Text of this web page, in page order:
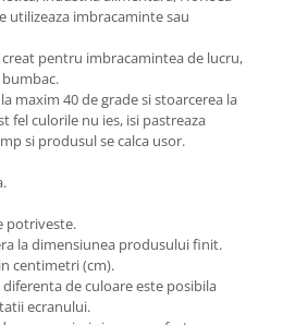
utilizeaza imbracaminte sau
pentru imbracamintea de lucru,
bumbac.
maxim 40 de grade si stoarcerea la
fel culorile nu ies, isi pastreaza
si produsul se calca usor.
potriveste.
la dimensiunea produsului finit.
centimetri (cm).
de culoare este posibila
ecranului.